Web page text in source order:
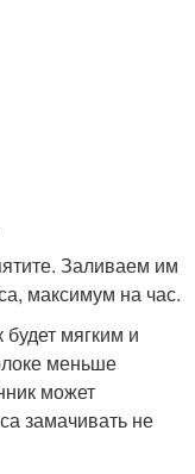
Заливаем им
максимум на час.
мягким и
меньше
может
замачивать не